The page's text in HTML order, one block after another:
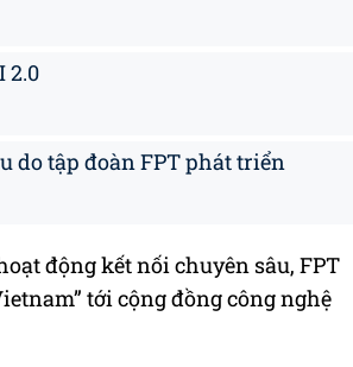
2.0
do tập đoàn FPT phát triển
động kết nối chuyên sâu, FPT
tới cộng đồng công nghệ